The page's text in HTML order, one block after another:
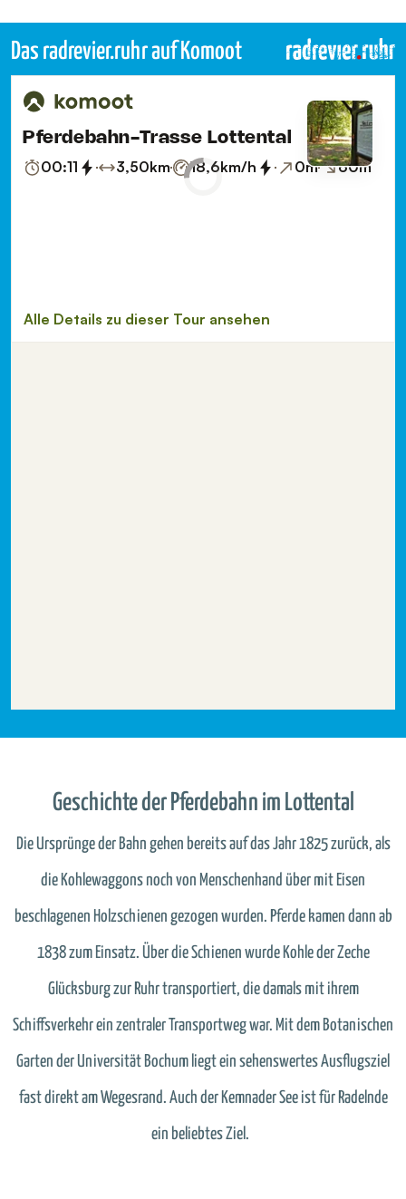
Das radrevier.ruhr auf Komoot
Geschichte der Pferdebahn im Lottental
Die Ursprünge der Bahn gehen bereits auf das Jahr 1825 zurück, als
die Kohlewaggons noch von Menschenhand über mit Eisen
beschlagenen Holzschienen gezogen wurden. Pferde kamen dann ab
1838 zum Einsatz. Über die Schienen wurde Kohle der Zeche
Glücksburg zur Ruhr transportiert, die damals mit ihrem
Schiffsverkehr ein zentraler Transportweg war. Mit dem Botanischen
Garten der Universität Bochum liegt ein sehenswertes Ausflugsziel
fast direkt am Wegesrand. Auch der Kemnader See ist für Radelnde
ein beliebtes Ziel.